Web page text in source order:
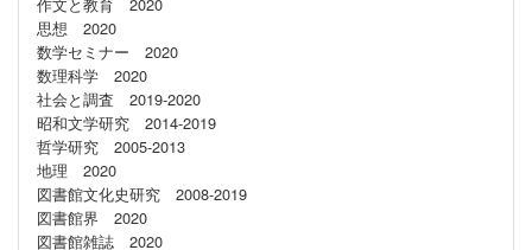
思想 2020
数学セミナー 2020
数理科学 2020
社会と調査 2019-2020
昭和文学研究 2014-2019
哲学研究 2005-2013
地理 2020
図書館文化史研究 2008-2019
図書館界 2020
図書館雑誌 2020